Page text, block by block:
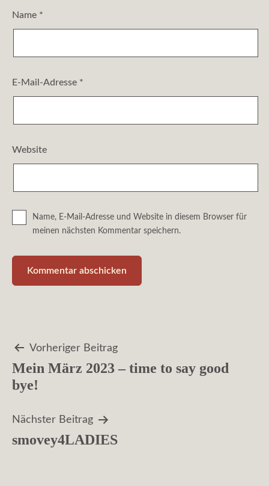
Name *
E-Mail-Adresse *
Website
Name, E-Mail-Adresse und Website in diesem Browser für
meinen nächsten Kommentar speichern.
Beitragsnavigation
Vorheriger Beitrag
Mein März 2023 – time to say good
bye!
Nächster Beitrag
smovey4LADIES